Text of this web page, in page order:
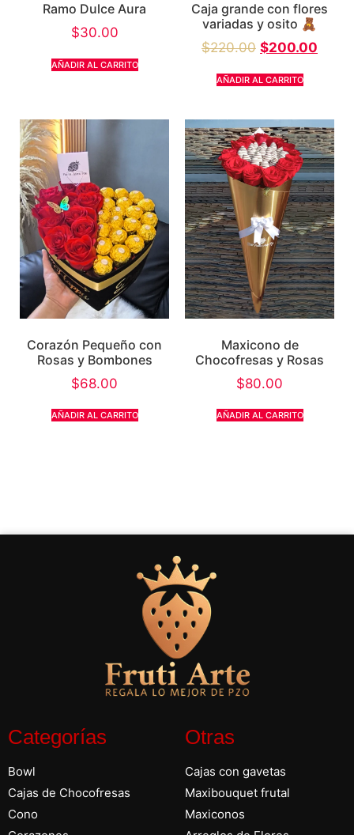
Ramo Dulce Aura
$30.00
AÑADIR AL CARRITO
Caja grande con flores
variadas y osito 🧸
$220.00 $200.00
AÑADIR AL CARRITO
Corazón Pequeño con
Rosas y Bombones
$68.00
AÑADIR AL CARRITO
Maxicono de
Chocofresas y Rosas
$80.00
AÑADIR AL CARRITO
Categorías
Bowl
Cajas de Chocofresas
Cono
Otras
Cajas con gavetas
Maxibouquet frutal
Maxiconos